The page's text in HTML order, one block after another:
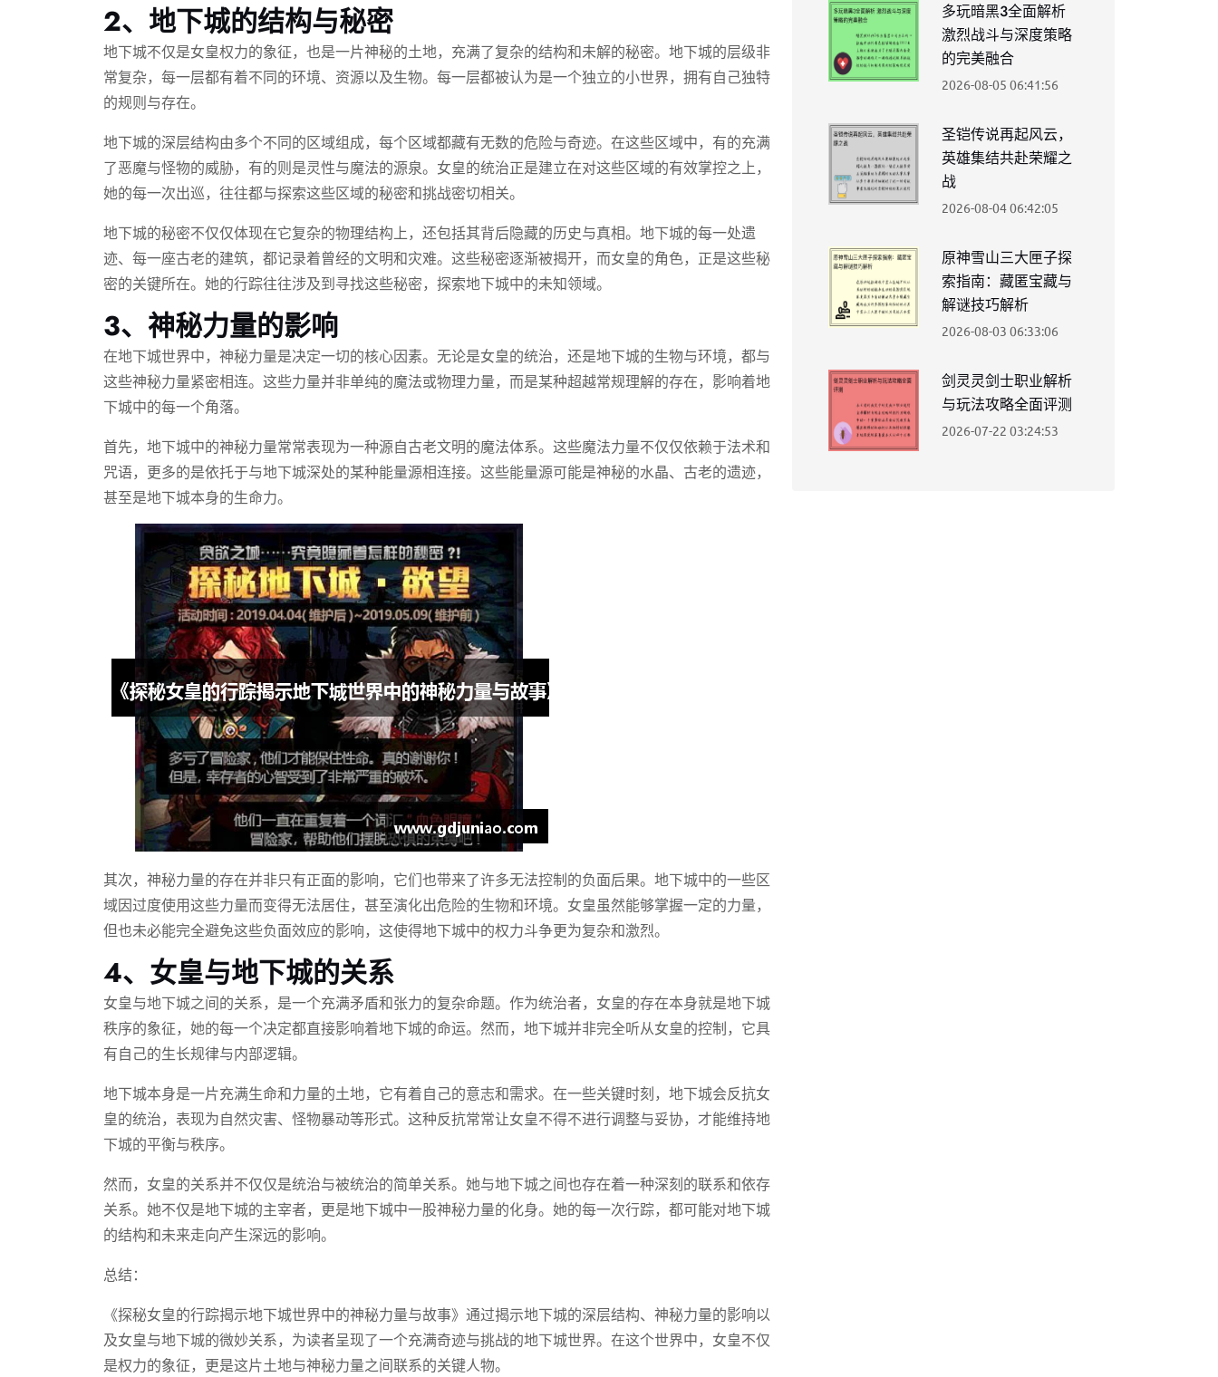
2、地下城的结构与秘密
地下城不仅是女皇权力的象征，也是一片神秘的土地，充满了复杂的结构和未解的秘密。地下城的层级非
常复杂，每一层都有着不同的环境、资源以及生物。每一层都被认为是一个独立的小世界，拥有自己独特
的规则与存在。
地下城的深层结构由多个不同的区域组成，每个区域都藏有无数的危险与奇迹。在这些区域中，有的充满
了恶魔与怪物的威胁，有的则是灵性与魔法的源泉。女皇的统治正是建立在对这些区域的有效掌控之上，
她的每一次出巡，往往都与探索这些区域的秘密和挑战密切相关。
地下城的秘密不仅仅体现在它复杂的物理结构上，还包括其背后隐藏的历史与真相。地下城的每一处遗
迹、每一座古老的建筑，都记录着曾经的文明和灾难。这些秘密逐渐被揭开，而女皇的角色，正是这些秘
密的关键所在。她的行踪往往涉及到寻找这些秘密，探索地下城中的未知领域。
3、神秘力量的影响
在地下城世界中，神秘力量是决定一切的核心因素。无论是女皇的统治，还是地下城的生物与环境，都与
这些神秘力量紧密相连。这些力量并非单纯的魔法或物理力量，而是某种超越常规理解的存在，影响着地
下城中的每一个角落。
首先，地下城中的神秘力量常常表现为一种源自古老文明的魔法体系。这些魔法力量不仅仅依赖于法术和
咒语，更多的是依托于与地下城深处的某种能量源相连接。这些能量源可能是神秘的水晶、古老的遗迹，
甚至是地下城本身的生命力。
其次，神秘力量的存在并非只有正面的影响，它们也带来了许多无法控制的负面后果。地下城中的一些区
域因过度使用这些力量而变得无法居住，甚至演化出危险的生物和环境。女皇虽然能够掌握一定的力量，
但也未必能完全避免这些负面效应的影响，这使得地下城中的权力斗争更为复杂和激烈。
4、女皇与地下城的关系
女皇与地下城之间的关系，是一个充满矛盾和张力的复杂命题。作为统治者，女皇的存在本身就是地下城
秩序的象征，她的每一个决定都直接影响着地下城的命运。然而，地下城并非完全听从女皇的控制，它具
有自己的生长规律与内部逻辑。
地下城本身是一片充满生命和力量的土地，它有着自己的意志和需求。在一些关键时刻，地下城会反抗女
皇的统治，表现为自然灾害、怪物暴动等形式。这种反抗常常让女皇不得不进行调整与妥协，才能维持地
下城的平衡与秩序。
然而，女皇的关系并不仅仅是统治与被统治的简单关系。她与地下城之间也存在着一种深刻的联系和依存
关系。她不仅是地下城的主宰者，更是地下城中一股神秘力量的化身。她的每一次行踪，都可能对地下城
的结构和未来走向产生深远的影响。
总结：
《探秘女皇的行踪揭示地下城世界中的神秘力量与故事》通过揭示地下城的深层结构、神秘力量的影响以
及女皇与地下城的微妙关系，为读者呈现了一个充满奇迹与挑战的地下城世界。在这个世界中，女皇不仅
是权力的象征，更是这片土地与神秘力量之间联系的关键人物。
多玩暗黑3全面解析
激烈战斗与深度策略
的完美融合
2026-08-05 06:41:56
圣铠传说再起风云，
英雄集结共赴荣耀之
战
2026-08-04 06:42:05
原神雪山三大匣子探
索指南：藏匿宝藏与
解谜技巧解析
2026-08-03 06:33:06
剑灵灵剑士职业解析
与玩法攻略全面评测
2026-07-22 03:24:53